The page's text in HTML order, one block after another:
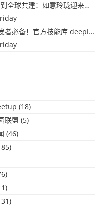
从XDG标准到全球共建：如意玲珑迎来首个海外开源贡献
deepin 开发者必备！官方技能库 deepin-skills 正式开源
(18)
联盟 (5)
(46)